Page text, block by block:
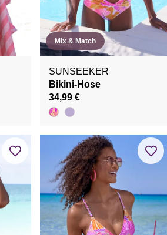
Mix & Match
SUNSEEKER
Bikini-Hose
34,99 €